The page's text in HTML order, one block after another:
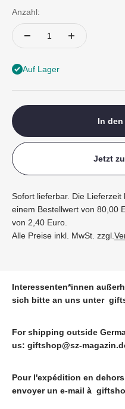
Anzahl:
Auf Lager
In den
Jetzt
Sofort lieferbar. Die
einem Bestellwert von 80,00
von 2,40 Euro.
Alle Preise inkl. MwSt. zzgl.
Interessenten*innen
sich bitte an uns unter
For shipping outside
us: giftshop@sz-
Pour l'expédition en
envoyer un e-mail à